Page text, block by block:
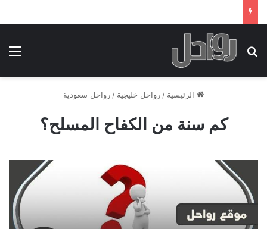
بحث عن
الرئيسية / رواحل خليجية / رواحل سعودية
كم سنة من الكفاح المسلح؟